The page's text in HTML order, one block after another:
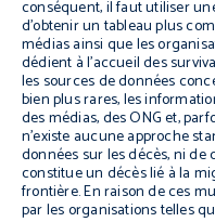
conséquent, il faut utiliser
d’obtenir un tableau plus
médias ainsi que les
dédient à l’accueil des
les sources de données
bien plus rares, les
des médias, des ONG et,
n’existe aucune approche
données sur les décès, ni
constitue un décès lié à la
frontière. En raison de ces
par les organisations telles